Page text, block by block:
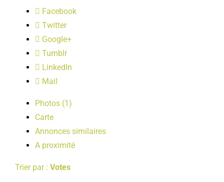
Facebook
Twitter
Google+
Tumblr
LinkedIn
Mail
Photos (1)
Carte
Annonces similaires
A proximité
Trier par : Votes